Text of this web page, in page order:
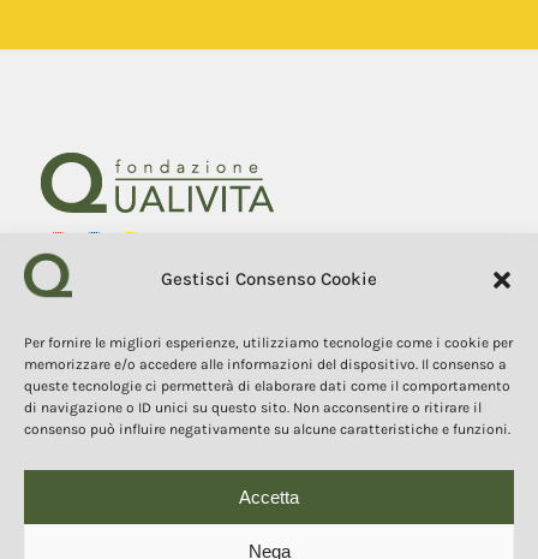
Gestisci Consenso Cookie
Per fornire le migliori esperienze, utilizziamo tecnologie come i cookie per
memorizzare e/o accedere alle informazioni del dispositivo. Il consenso a
queste tecnologie ci permetterà di elaborare dati come il comportamento
di navigazione o ID unici su questo sito. Non acconsentire o ritirare il
consenso può influire negativamente su alcune caratteristiche e funzioni.
Accetta
Nega
Fondazione Qualivita
Tel. +39 0577 1503049
COPYRIGHT 2025
I contenuti, i testi e le immagini di questo sito web sono di
qualsiasi forma, dei contenuti e delle immagini senza espressa